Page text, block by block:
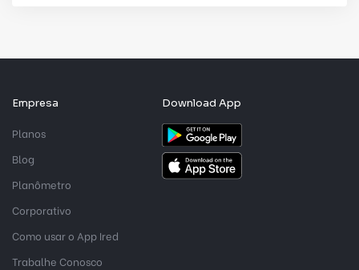
Empresa
Planos
Blog
Planômetro
Corporativo
Como usar o App Ired
Trabalhe Conosco
Download App